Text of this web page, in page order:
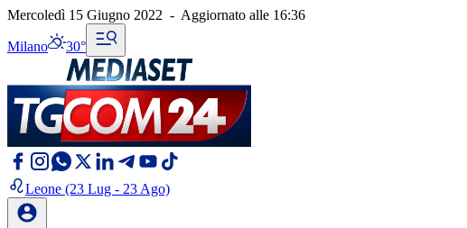
Mercoledì 15 Giugno 2022 - Aggiornato alle 16:36
Milano 30°
Leone (23 Lug - 23 Ago)